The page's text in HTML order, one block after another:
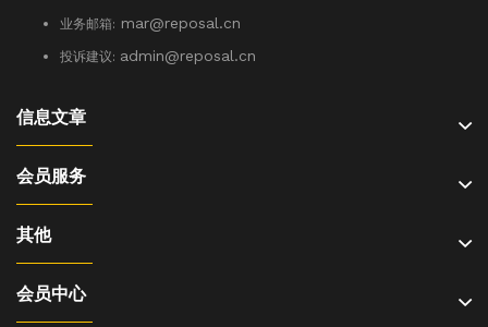
业务邮箱: mar@reposal.cn
投诉建议: admin@reposal.cn
信息文章
会员服务
其他
会员中心